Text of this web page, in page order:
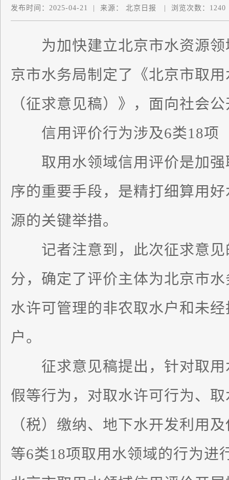
发布时间： 2025-04-21 来源： 北京日报 浏览次数： 1240
为加快建立北京市水资源
京市水务局制定了《北京市取
（征求意见稿）》，面向社会
信用评价行为涉及6类18项
取用水领域信用评价是加强
序的重要手段，是精打细算用
源的关键举措。
记者注意到，此次征求意见
分，确定了评价主体为北京市
水许可管理的非农取水户和未
户。
征求意见稿提出，针对取用
假等行为，对取水许可行为、
（税）缴纳、地下水开发利用
等6类18项取用水领域的行为进